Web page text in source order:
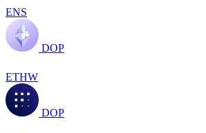
ENS
DOP
ETHW
DOP